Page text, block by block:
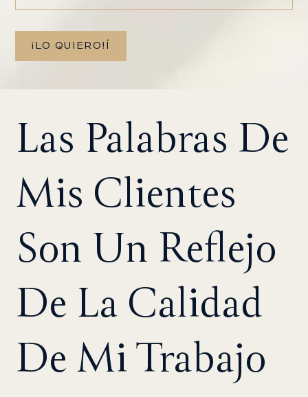
¡LO QUIERO!Í
Las Palabras De
Mis Clientes
Son Un Reflejo
De La Calidad
De Mi Trabajo